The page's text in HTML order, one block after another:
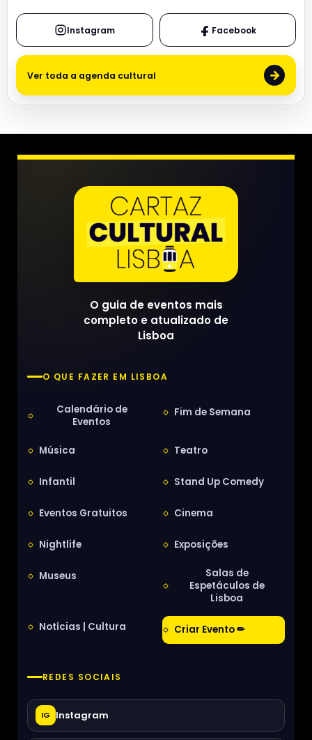
Instagram Facebook
Ver toda a agenda cultural →
O guia de eventos mais
completo e atualizado de
Lisboa
O QUE FAZER EM LISBOA
Calendário de
Eventos
Fim de Semana
Música Teatro
Infantil Stand Up Comedy
Eventos Gratuitos Cinema
Nightlife Exposições
Museus
Salas de
Espetáculos de
Lisboa
Notícias | Cultura Criar Evento ✏
REDES SOCIAIS
IG Instagram